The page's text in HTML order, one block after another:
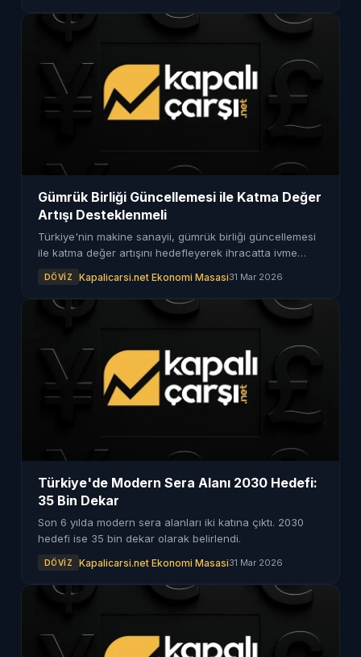
Gümrük Birliği Güncellemesi ile Katma Değer
Artışı Desteklenmeli
Türkiye'nin makine sanayii, gümrük birliği güncellemesi
ile katma değer artışını hedefleyerek ihracatta ivme
DÖVIZ Kapalicarsi.net Ekonomi Masasi31 Mar 2026
Türkiye'de Modern Sera Alanı 2030 Hedefi:
35 Bin Dekar
Son 6 yılda modern sera alanları iki katına çıktı. 2030
hedefi ise 35 bin dekar olarak belirlendi.
DÖVIZ Kapalicarsi.net Ekonomi Masasi31 Mar 2026